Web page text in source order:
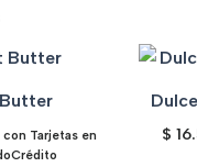
con Tarjetas en
$